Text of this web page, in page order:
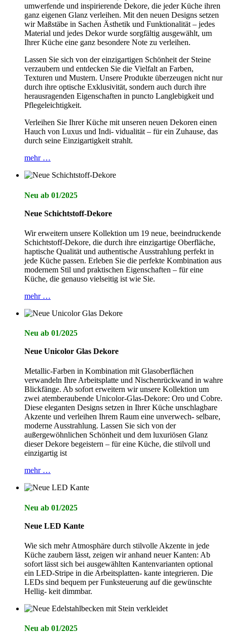
umwerfende und inspirierende Dekore, die jeder Küche ihren
ganz eigenen Glanz verleihen. Mit den neuen Designs setzen
wir Maßstäbe in Sachen Ästhetik und Funktionalität – jedes
Material und jedes Dekor wurde sorgfältig ausgewählt, um
Ihrer Küche eine ganz besondere Note zu verleihen.
Lassen Sie sich von der einzigartigen Schönheit der Steine
verzaubern und entdecken Sie die Vielfalt an Farben,
Texturen und Mustern. Unsere Produkte überzeugen nicht nur
durch ihre optische Exklusivität, sondern auch durch ihre
herausragenden Eigenschaften in puncto Langlebigkeit und
Pflegeleichtigkeit.
Verleihen Sie Ihrer Küche mit unseren neuen Dekoren einen
Hauch von Luxus und Indi- vidualität – für ein Zuhause, das
durch seine Einzigartigkeit strahlt.
mehr …
Neu ab 01/2025
Neue Schichtstoff-Dekore
Wir erweitern unsere Kollektion um 19 neue, beeindruckende
Schichtstoff-Dekore, die durch ihre einzigartige Oberfläche,
haptische Qualität und authentische Ausstrahlung perfekt in
jede Küche passen. Erleben Sie die perfekte Kombination aus
modernem Stil und praktischen Eigenschaften – für eine
Küche, die genauso vielseitig ist wie Sie.
mehr …
Neu ab 01/2025
Neue Unicolor Glas Dekore
Metallic-Farben in Kombination mit Glasoberflächen
verwandeln Ihre Arbeitsplatte und Nischenrückwand in wahre
Blickfänge. Ab sofort erweitern wir unsere Kollektion um
zwei atemberaubende Unicolor-Glas-Dekore: Oro und Cobre.
Diese eleganten Designs setzen in Ihrer Küche unschlagbare
Akzente und verleihen Ihrem Raum eine unverwech- selbare,
moderne Ausstrahlung. Lassen Sie sich von der
außergewöhnlichen Schönheit und dem luxuriösen Glanz
dieser Dekore begeistern – für eine Küche, die stilvoll und
einzigartig ist
mehr …
Neu ab 01/2025
Neue LED Kante
Wie sich mehr Atmosphäre durch stilvolle Akzente in jede
Küche zaubern lässt, zeigen wir anhand neuer Kanten: Ab
sofort lässt sich bei ausgewählten Kantenvarianten optional
ein LED-Stripe in die Arbeitsplatten- kante integrieren. Die
LEDs sind bequem per Funksteuerung auf die gewünschte
Hellig- keit dimmbar.
Neu ab 01/2025